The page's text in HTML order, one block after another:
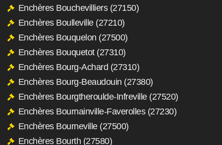
Enchères Bouchevilliers (27150)
Enchères Boulleville (27210)
Enchères Bouquelon (27500)
Enchères Bouquetot (27310)
Enchères Bourg-Achard (27310)
Enchères Bourg-Beaudouin (27380)
Enchères Bourgtheroulde-Infreville (27520)
Enchères Bournainville-Faverolles (27230)
Enchères Bourneville (27500)
Enchères Bourth (27580)